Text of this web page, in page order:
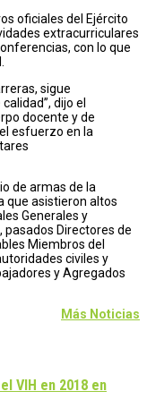
oficiales del Ejército
extracurriculares
con lo que
sigue
dijo el
docente y de
esfuerzo en la
de armas de la
que asistieron altos
Generales y
pasados Directores de
Miembros del
civiles y
y Agregados
Más Noticias
VIH en 2018 en